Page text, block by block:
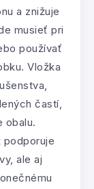
a znižuje
musieť pri
používať
Vložka
častí,
obalu.
podporuje
ale aj